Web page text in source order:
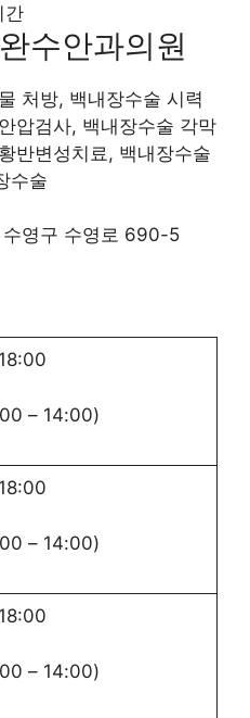
간
수안과의원
처방, 백내장수술 시력
압검사, 백내장수술 각막
반변성치료, 백내장수술
수술
수영구 수영로 690-5
18:00
– 14:00)
18:00
– 14:00)
18:00
– 14:00)